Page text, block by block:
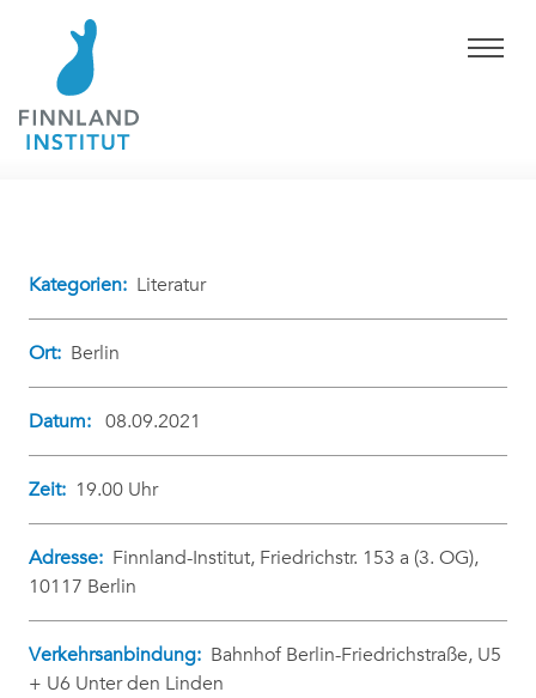
Kategorien: Literatur
Ort: Berlin
Datum: 08.09.2021
Zeit: 19.00 Uhr
Adresse: Finnland-Institut, Friedrichstr. 153 a (3. OG),
10117 Berlin
Verkehrsanbindung: Bahnhof Berlin-Friedrichstraße, U5
+ U6 Unter den Linden